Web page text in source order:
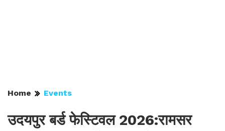
Home Events
उदयपुर बर्ड फेस्टिवल 2026:रामसर